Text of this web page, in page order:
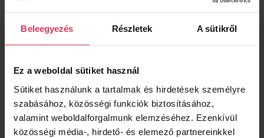
Beleegyezés Részletek A sütikről
Ez a weboldal sütiket használ
Sütiket használunk a tartalmak és hirdetések személyre
szabásához, közösségi funkciók biztosításához,
valamint weboldalforgalmunk elemzéséhez. Ezenkívül
közösségi média-, hirdető- és elemező partnereinkkel
Városnézés, programszervezés
Recepciós kollégáink készséggel ellátják minden
szükséges információval a tömegközlekedéssel és a
látnivalókkal kapcsolatban és ingyenes térképet is
biztosítanak. Kérje segítségüket városnéző
programokkal, éttermekkel, vagy akár taxirendeléssel
kapcsolatban.